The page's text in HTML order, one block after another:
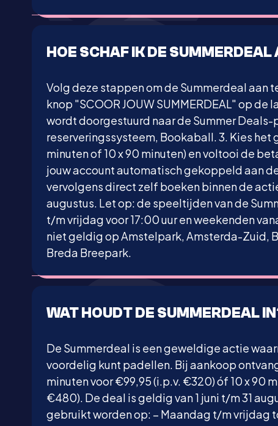
HOE SCHAF IK DE SUMMERDEAL
Volg deze stappen om de Summerdeal aan
knop "SCOOR JOUW SUMMERDEAL" op de
wordt doorgestuurd naar de Summer Deals-
reserveringssysteem, Bookaball. 3. Kies het
minuten of 10 x 90 minuten) en voltooi de
jouw account automatisch gekoppeld aan
vervolgens direct zelf boeken binnen de
augustus. Let op: de speeltijden van de
t/m vrijdag voor 17:00 uur en weekenden
niet geldig op Amstelpark, Amsterda-Zuid,
Breda Breepark.
WAT HOUDT DE SUMMERDEAL
De Summerdeal is een geweldige actie
voordelig kunt padellen. Bij aankoop
minuten voor €99,95 (i.p.v. €320) óf 10 x 90
€480). De deal is geldig van 1 juni t/m 31
gebruikt worden op: – Maandag t/m vrijdag